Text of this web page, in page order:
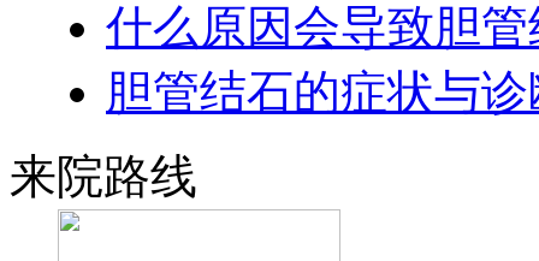
什么原因会导致胆
胆管结石的症状与
来院路线